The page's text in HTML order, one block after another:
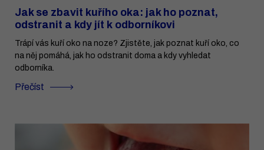
Jak se zbavit kuřího oka: jak ho poznat,
odstranit a kdy jít k odborníkovi
Trápí vás kuří oko na noze? Zjistěte, jak poznat kuří oko, co
na něj pomáhá, jak ho odstranit doma a kdy vyhledat
odborníka.
Přečíst